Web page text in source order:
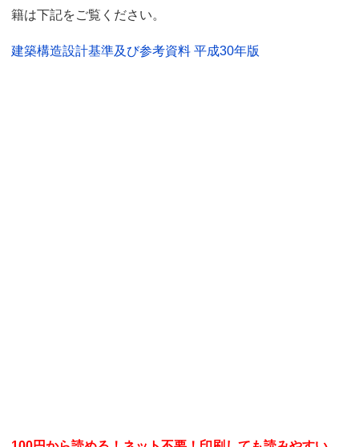
籍は下記をご覧ください。
建築構造設計基準及び参考資料 平成30年版